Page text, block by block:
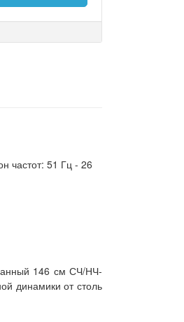
частот: 51 Гц - 26
146 см СЧ/НЧ-
динамики от столь